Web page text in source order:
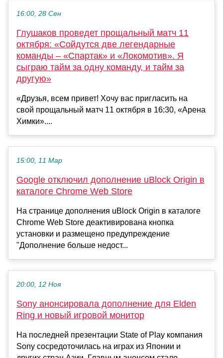
16:00, 28 Сен
Глушаков проведет прощальный матч 11
октября: «Сойдутся две легендарные
команды – «Спартак» и «Локомотив». Я
сыграю тайм за одну команду, и тайм за
другую»
«Друзья, всем привет! Хочу вас пригласить на
свой прощальный матч 11 октября в 16:30, «Арена
Химки»....
15:00, 11 Мар
Google отключил дополнение uBlock Origin в
каталоге Chrome Web Store
На странице дополнения uBlock Origin в каталоге
Chrome Web Store деактивирована кнопка
установки и размещено предупреждение
"Дополнение больше недост...
20:00, 12 Ноя
Sony анонсировала дополнение для Elden
Ring и новый игровой монитор
На последней презентации State of Play компания
Sony сосредоточилась на играх из Японии и